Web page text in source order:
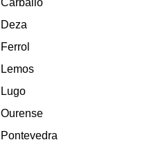
Deza
Ferrol
Lemos
Lugo
Ourense
Pontevedra